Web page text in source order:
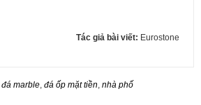
Tác giả bài viết: Eurostone
đá marble, đá ốp mặt tiền, nhà phố